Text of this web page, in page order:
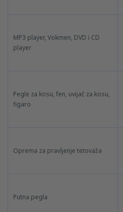
MP3 player, Vokmen, DVD i CD
player
Pegle za kosu, fen, uvijač za kosu,
figaro
Oprema za pravljenje tetovaža
Putna pegla